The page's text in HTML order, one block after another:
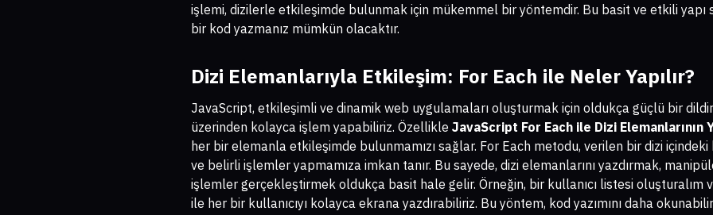
işlemi, dizilerle etkileşimde bulunmak için mükemmel bir yöntemdir. Bu basit ve etkili yapı
bir kod yazmanız mümkün olacaktır.
Dizi Elemanlarıyla Etkileşim: For Each ile Neler Yapılır?
JavaScript, etkileşimli ve dinamik web uygulamaları oluşturmak için oldukça güçlü bir
üzerinden kolayca işlem yapabiliriz. Özellikle JavaScript For Each ile Dizi Elemanlarının
her bir elemanla etkileşimde bulunmamızı sağlar. For Each metodu, verilen bir dizi içindeki
ve belirli işlemler yapmamıza imkan tanır. Bu sayede, dizi elemanlarını yazdırmak,
işlemler gerçekleştirmek oldukça basit hale gelir. Örneğin, bir kullanıcı listesi oluşturalım
ile her bir kullanıcıyı kolayca ekrana yazdırabiliriz. Bu yöntem, kod yazımını daha